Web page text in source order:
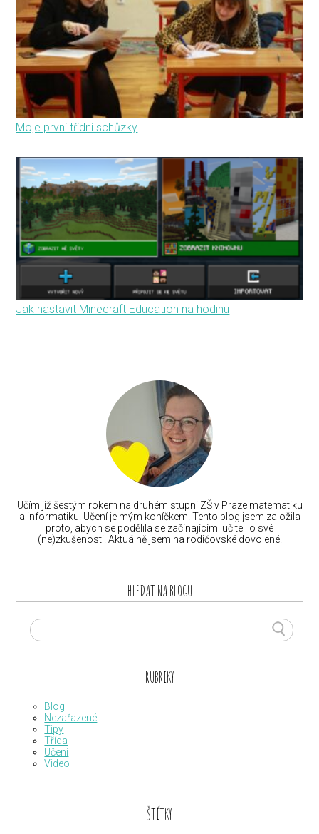
Moje první třídní schůzky
Jak nastavit Minecraft Education na hodinu
Učím již šestým rokem na druhém stupni ZŠ v Praze matematiku
a informatiku. Učení je mým koníčkem. Tento blog jsem založila
proto, abych se podělila se začínajícími učiteli o své
(ne)zkušenosti. Aktuálně jsem na rodičovské dovolené.
HLEDAT NA BLOGU
RUBRIKY
Blog
Nezařazené
Tipy
Třída
Učení
Video
ŠTÍTKY